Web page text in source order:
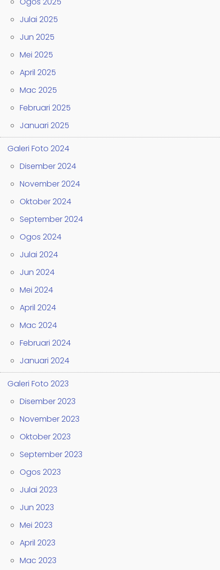
Julai 2025
Jun 2025
Mei 2025
April 2025
Mac 2025
Februari 2025
Januari 2025
Galeri Foto 2024
Disember 2024
November 2024
Oktober 2024
September 2024
Ogos 2024
Julai 2024
Jun 2024
Mei 2024
April 2024
Mac 2024
Februari 2024
Januari 2024
Galeri Foto 2023
Disember 2023
November 2023
Oktober 2023
September 2023
Ogos 2023
Julai 2023
Jun 2023
Mei 2023
April 2023
Mac 2023